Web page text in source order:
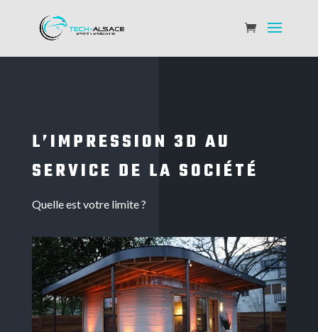
L’IMPRESSION 3D AU
SERVICE DE LA SOCIÉTÉ
Quelle est votre limite ?